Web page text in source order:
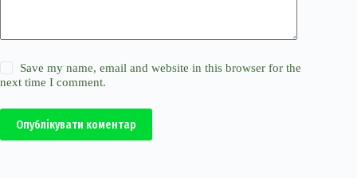
Save my name, email and website in this browser for the
next time I comment.
Опублікувати коментар